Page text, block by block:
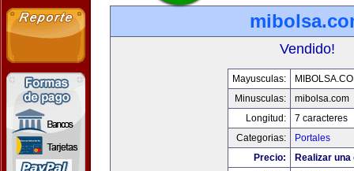
Vendido!
Mayusculas:
Minusculas:
mibolsa.com
Longitud:
7 caracteres
Categorias:
Portales
Precio:
Realizar